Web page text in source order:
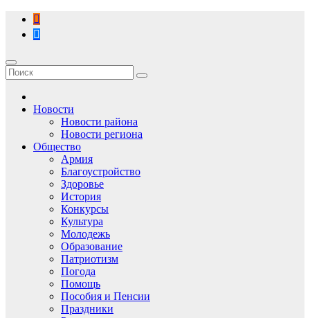
Перейти
содержимому
Новости
Новости района
Новости региона
Общество
Армия
Благоустройство
Здоровье
История
Конкурсы
Культура
Молодежь
Образование
Патриотизм
Погода
Помощь
Пособия и Пенсии
Праздники